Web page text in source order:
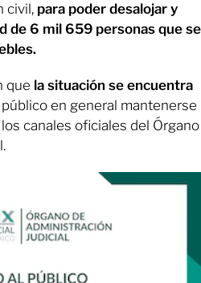
civil, para poder desalojar y
de 6 mil 659 personas que se
que la situación se encuentra
en general mantenerse
canales oficiales del Órgano